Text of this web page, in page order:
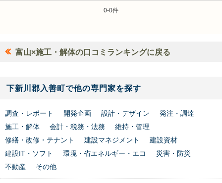
0-0件
富山×施工・解体の口コミランキングに戻る
下新川郡入善町で他の専門家を探す
調査・レポート 開発企画 設計・デザイン
発注・調達
施工・解体
会計・税務・法務
維持・管理
修繕・改修・テナント
建設マネジメント
建設資材
建設IT・ソフト
環境・省エネルギー・エコ
災害・防災
不動産
その他